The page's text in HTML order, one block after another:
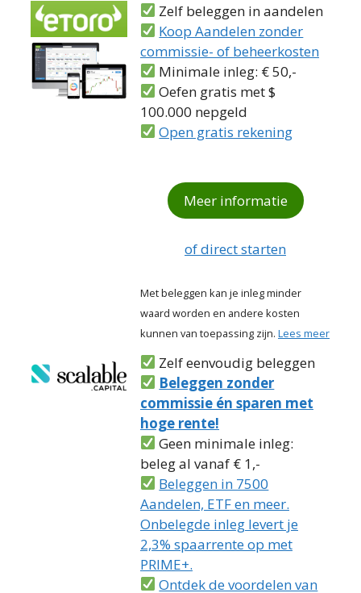
Zelf beleggen in aandelen
Koop Aandelen zonder
commissie- of beheerkosten
Minimale inleg: € 50,-
Oefen gratis met $
100.000 nepgeld
Open gratis rekening
Meer informatie
of direct starten
Met beleggen kan je inleg minder
waard worden en andere kosten
kunnen van toepassing zijn. Lees meer
Zelf eenvoudig beleggen
Beleggen zonder
commissie én sparen met
hoge rente!
Geen minimale inleg:
beleg al vanaf € 1,-
Beleggen in 7500
Aandelen, ETF en meer.
Onbelegde inleg levert je
2,3% spaarrente op met
PRIME+.
Ontdek de voordelen van